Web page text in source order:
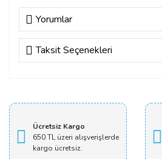
Yorumlar
Bu ürüne ilk yorumu
Taksit Seçenekleri
Ücretsiz Kargo
650 TL üzeri alışverişlerde
kargo ücretsiz.